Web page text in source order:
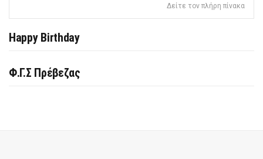
Δείτε τον πλήρη πίνακα
Happy Birthday
Φ.Γ.Σ Πρέβεζας